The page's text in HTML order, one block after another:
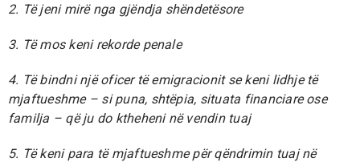
2. Të jeni mirë nga gjëndja shëndetësore
3. Të mos keni rekorde penale
4. Të bindni një oficer të emigracionit se keni lidhje të
mjaftueshme – si puna, shtëpia, situata financiare ose
familja – që ju do ktheheni në vendin tuaj
5. Të keni para të mjaftueshme për qëndrimin tuaj në